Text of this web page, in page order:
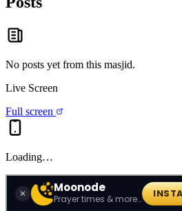
No posts yet from this masjid.
Live Screen
Full screen
Loading…